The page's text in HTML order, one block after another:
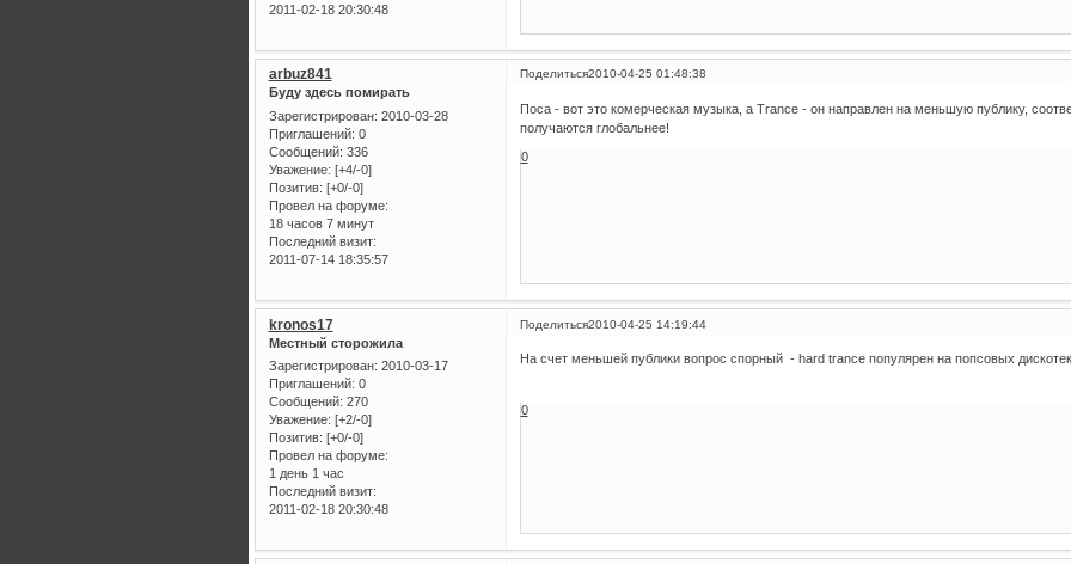
2011-02-18 20:30:48
Поделиться2010-04-25 01:48:38
arbuz841
Буду здесь помирать
Зарегистрирован: 2010-03-28
Приглашений: 0
Сообщений: 336
Уважение: [+4/-0]
Позитив: [+0/-0]
Провел на форуме:
18 часов 7 минут
Последний визит:
2011-07-14 18:35:57
Поса - вот это комерческая музыка, а Trance - он направлен на меньшую публику,
получаются глобальнее!
0
Поделиться2010-04-25 14:19:44
kronos17
Местный сторожила
Зарегистрирован: 2010-03-17
Приглашений: 0
Сообщений: 270
Уважение: [+2/-0]
Позитив: [+0/-0]
Провел на форуме:
1 день 1 час
Последний визит:
2011-02-18 20:30:48
На счет меньшей публики вопрос спорный - hard trance популярен на попсовых
0